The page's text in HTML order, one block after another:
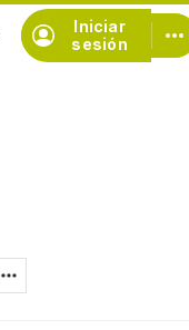
Iniciar
sesión